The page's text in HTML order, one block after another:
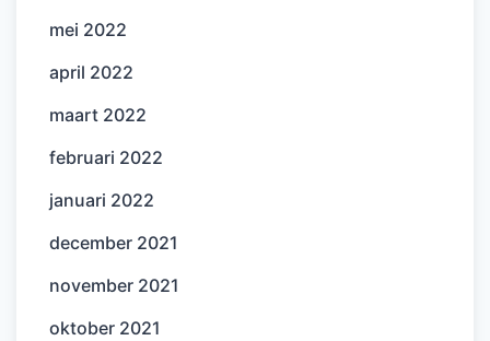
mei 2022
april 2022
maart 2022
februari 2022
januari 2022
december 2021
november 2021
oktober 2021